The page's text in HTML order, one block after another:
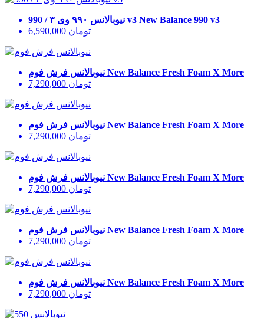
نیوبالانس ۹۹۰ وی ۳ / 990 v3 New Balance 990 v3
6,590,000 تومان
نیوبالانس فرش فوم New Balance Fresh Foam X More
7,290,000 تومان
نیوبالانس فرش فوم New Balance Fresh Foam X More
7,290,000 تومان
نیوبالانس فرش فوم New Balance Fresh Foam X More
7,290,000 تومان
نیوبالانس فرش فوم New Balance Fresh Foam X More
7,290,000 تومان
نیوبالانس فرش فوم New Balance Fresh Foam X More
7,290,000 تومان